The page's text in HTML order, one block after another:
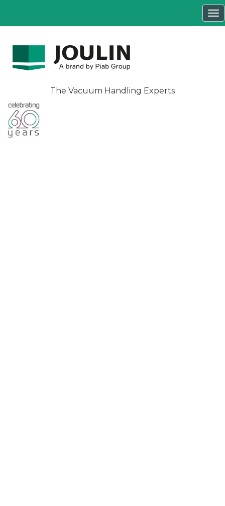
The Vacuum Handling Experts